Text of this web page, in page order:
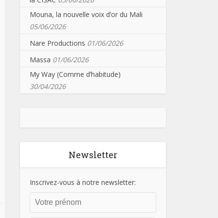
Mouna, la nouvelle voix d’or du Mali
05/06/2026
Nare Productions 01/06/2026
Massa 01/06/2026
My Way (Comme d’habitude)
30/04/2026
Newsletter
Inscrivez-vous à notre newsletter: